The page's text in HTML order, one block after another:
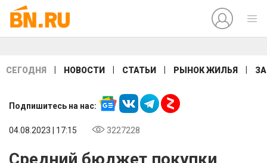
СЕГОДНЯ НОВОСТИ СТАТЬИ РЫНОК ЖИЛЬЯ
Подпишитесь на нас:
04.08.2023 | 17:15 3227228
Средний бюджет покупки